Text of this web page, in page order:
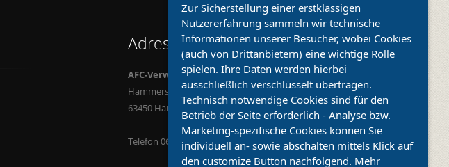
Adresse und Rechtliches
AFC-Verwaltungs UG
Hammerstraße 2
63450 Hanau
Telefon 06181 9065702
Zur Sicherstellung einer erstklassigen
Nutzererfahrung sammeln wir technische
Informationen unserer Besucher, wobei Cookies
(auch von Drittanbietern) eine wichtige Rolle
spielen. Ihre Daten werden hierbei
ausschließlich verschlüsselt übertragen.
Technisch notwendige Cookies sind für den
Betrieb der Seite erforderlich - Analyse bzw.
Marketing-spezifische Cookies können Sie
individuell an- sowie abschalten mittels Klick auf
den customize Button nachfolgend. Mehr